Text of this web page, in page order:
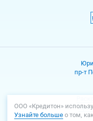
пр-т
ООО «Кредитон»
Узнайте больше о том,